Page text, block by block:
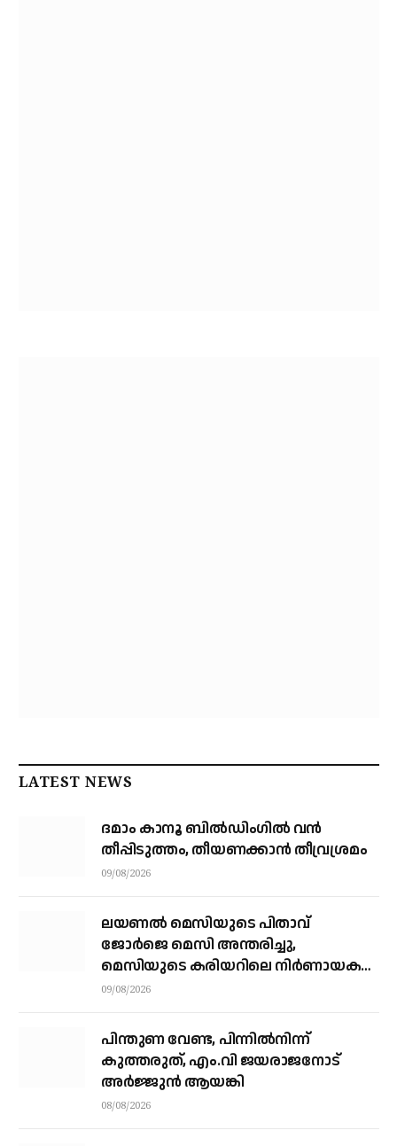
LATEST NEWS
ദമാം കാനൂ ബിൽഡിംഗിൽ വൻ
തീപ്പിടുത്തം, തീയണക്കാൻ തീവ്രശ്രമം
09/08/2026
ലയണൽ മെസിയുടെ പിതാവ്
ജോർജെ മെസി അന്തരിച്ചു, ​
മെസിയുടെ കരിയറിലെ നിർണായക
ശക്തി
09/08/2026
പിന്തുണ വേണ്ട, പിന്നിൽനിന്ന്
കുത്തരുത്, എം.വി ജയരാജനോട്
അർജ്ജുൻ ആയങ്കി
08/08/2026